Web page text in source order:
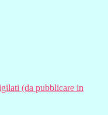
(da pubblicare in